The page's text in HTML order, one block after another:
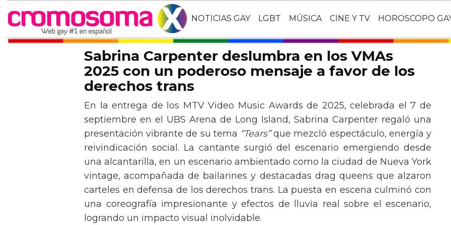
NOTICIAS GAY LGBT MÚSICA CINE Y TV HOROSCOPO
Sabrina Carpenter deslumbra en los VMAs
2025 con un poderoso mensaje a favor de los
derechos trans
En la entrega de los MTV Video Music Awards de 2025, celebrada el 7 de
septiembre en el UBS Arena de Long Island, Sabrina Carpenter regaló una
presentación vibrante de su tema “Tears”que mezcló espectáculo, energía y
reivindicación social. La cantante surgió del escenario emergiendo desde
una alcantarilla, en un escenario ambientado como la ciudad de Nueva York
vintage, acompañada de bailarines y destacadas drag queens que alzaron
carteles en defensa de los derechos trans. La puesta en escena culminó con
una coreografía impresionante y efectos de lluvia real sobre el escenario,
logrando un impacto visual inolvidable.